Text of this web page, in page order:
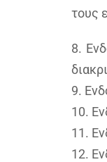
τους
8.
9.
10.
11.
12.